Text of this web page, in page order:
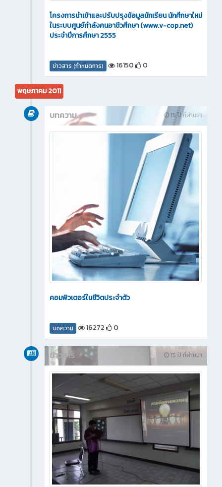
โครงการนำเข้าและปรับปรุงข้อมูลนักเรียน นักศึกษาใหม่
ในระบบศูนย์กำลังคนอาชีวศึกษา (www.v-cop.net)
ประจำปีการศึกษา 2555
ข่าวสาร (กำหนดการ) 16150 0
พฤษภาคม 2011
15 ปี ที่ผ่านมา
บทความ
คอมพิวเตอร์ในชีวิตประจำตัว
บทความ 16272 0
15 ปี ที่ผ่านมา
ข่าวสาร